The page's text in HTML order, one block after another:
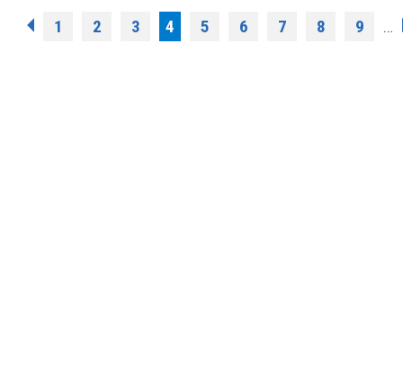
Σελίδες
1 2 3 4 5 6 7 8 9 …